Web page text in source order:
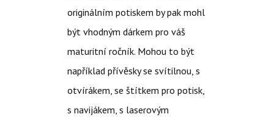
originálním potiskem by pak mohl
být vhodným dárkem pro váš
maturitní ročník. Mohou to být
například přívěsky se svítilnou, s
otvírákem, se štítkem pro potisk,
s navijákem, s laserovým